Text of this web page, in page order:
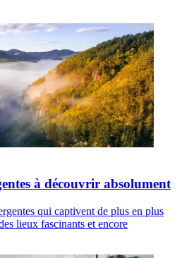
à découvrir absolument
qui captivent de plus en plus
lieux fascinants et encore